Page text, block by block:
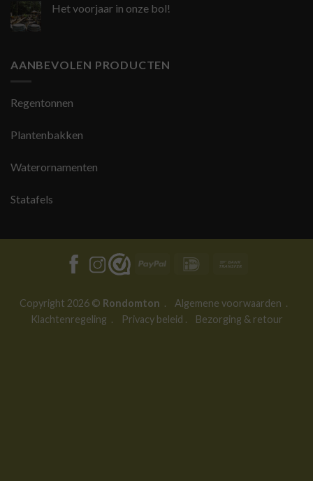
Het voorjaar in onze bol!
AANBEVOLEN PRODUCTEN
Regentonnen
Plantenbakken
Waterornamenten
Statafels
PayPal IDeal
Copyright 2026 © Rondomton . Algemene voorwaarden .
Klachtenregeling . Privacy beleid . Bezorging & retour